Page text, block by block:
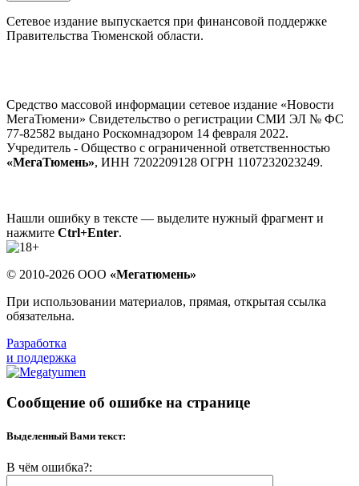
Сетевое издание выпускается при финансовой поддержке
Правительства Тюменской области.
Средство массовой информации сетевое издание «Новости
МегаТюмени» Свидетельство о регистрации СМИ ЭЛ № ФС
77-82582 выдано Роскомнадзором 14 февраля 2022.
Учредитель - Общество с ограниченной ответственностью
«МегаТюмень», ИНН 7202209128 ОГРН 1107232023249.
Нашли ошибку в тексте — выделите нужный фрагмент и
нажмите Ctrl+Enter.
© 2010-2026 ООО «Мегатюмень»
При использовании материалов, прямая, открытая ссылка
обязательна.
Разработка
и поддержка
Сообщение об ошибке на странице
Выделенный Вами текст:
В чём ошибка?: